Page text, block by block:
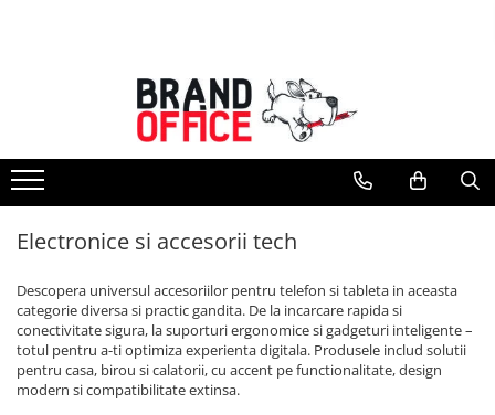
Unitate Protejata - PRODUCTIE
Hartie copiator si produse
tipografice
Produse consumabile din hartie
Detergenti si dezinfectanti
Saci menajeri (Unitate Protejata)
Agende, calendare si organizatoare
Agende personalizabile
Organizatoare business
Electronice si accesorii tech
Descopera universul accesoriilor pentru telefon si tableta in aceasta
categorie diversa si practic gandita. De la incarcare rapida si
conectivitate sigura, la suporturi ergonomice si gadgeturi inteligente –
totul pentru a-ti optimiza experienta digitala. Produsele includ solutii
pentru casa, birou si calatorii, cu accent pe functionalitate, design
modern si compatibilitate extinsa.